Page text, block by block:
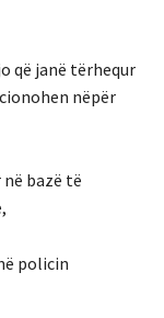
që janë tërhequr
nëpër
bazë të
policin